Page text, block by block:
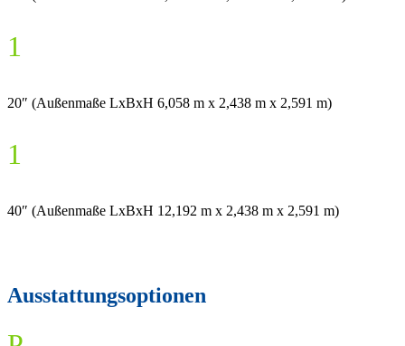
1
20″ (Außenmaße LxBxH 6,058 m x 2,438 m x 2,591 m)
1
40″ (Außenmaße LxBxH 12,192 m x 2,438 m x 2,591 m)
Ausstattungsoptionen